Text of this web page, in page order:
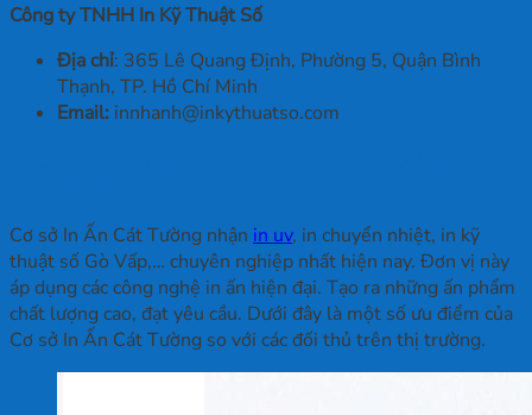
Công ty TNHH In Kỹ Thuật Số
Địa chỉ: 365 Lê Quang Định, Phường 5, Quận Bình
Thạnh, TP. Hồ Chí Minh
Email: innhanh@inkythuatso.com
Cơ sở In Ấn Cát Tường nhận in uv, in chuyển nhiệt, in kỹ
thuật số Gò Vấp,… chuyên nghiệp nhất hiện nay. Đơn vị này
áp dụng các công nghệ in ấn hiện đại. Tạo ra những ấn phẩm
chất lượng cao, đạt yêu cầu. Dưới đây là một số ưu điểm của
Cơ sở In Ấn Cát Tường so với các đối thủ trên thị trường.